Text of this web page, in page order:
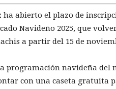
abierto el plazo de
Navideño 2025, que
a partir del 15 de
programación navideña del
con una caseta gratuita